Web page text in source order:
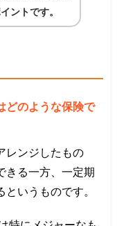
ントです。
どのような保険で
レンジしたもの
きる一方、一定期
いうものです。